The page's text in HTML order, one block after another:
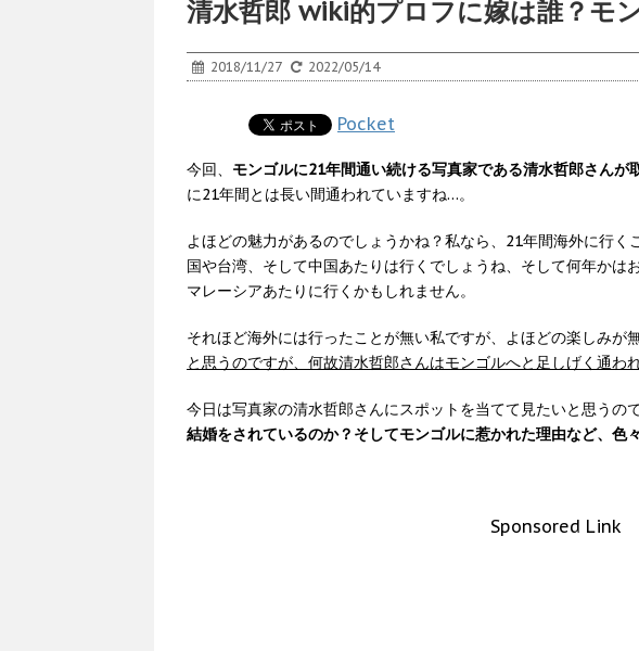
清水哲郎 wiki的プロフに嫁は誰？モ
2018/11/27 2022/05/14
Pocket
今回、 モンゴルに21年間通い続ける写真家である清水哲郎さんが
に21年間とは長い間通われていますね…。
よほどの魅力があるのでしょうかね？私なら、21年間海外に行
国や台湾、そして中国あたりは行くでしょうね、そして何年かは
マレーシアあたりに行くかもしれません。
それほど海外には行ったことが無い私ですが、よほどの楽しみが無
と思うのですが、何故清水哲郎さんはモンゴルへと足しげく通わ
今日は写真家の清水哲郎さんにスポットを当てて見たいと思うので
結婚をされているのか？そしてモンゴルに惹かれた理由など、色
Sponsored Link